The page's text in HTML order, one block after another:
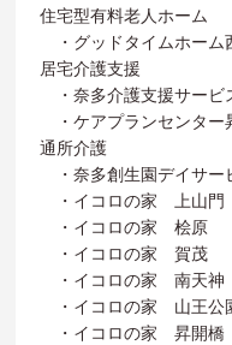
住宅型有料老人ホーム
・グッドタイムホーム
居宅介護支援
・奈多介護支援サービ
・ケアプランセンター
通所介護
・奈多創生園デイサー
・イコロの家 上山門
・イコロの家 桧原 （
・イコロの家 賀茂 （
・イコロの家 南天神
・イコロの家 山王公
・イコロの家 昇開橋